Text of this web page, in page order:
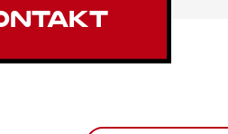
• Sehr guter
•